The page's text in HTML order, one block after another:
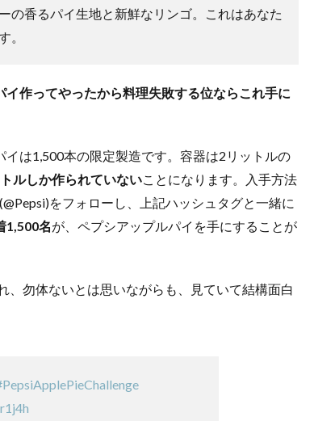
の香るパイ生地と新鮮なリンゴ。これはあなた
。
イ作ってやったから料理失敗する位ならこれ手に
は1,500本の限定製造です。容器は2リットルの
ルしか作られていないことになります。入手方法
をフォローし、上記ハッシュタグと一緒に
1,500名が、ペプシアップルパイを手にすることが
勿体ないとは思いながらも、見ていて結構面白